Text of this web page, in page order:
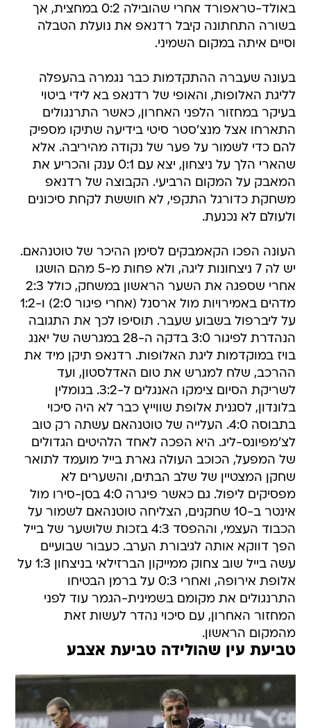
באולד-טראפורד אחרי שהובילה 0:2 במחצית, אך
בשורה התחתונה קיבל רדנאפ את נועלת הטבלה
וסיים איתה במקום השמיני.
בעונה שעברה ההתקדמות כבר נגמרה בהעפלה
לליגת האלופות, והאופי של רדנאפ בא לידי ביטוי
בעיקר במחזור הלפני האחרון, כאשר התרנגולים
התארחו אצל מנצ'סטר סיטי בידיעה שתיקו מספיק
להם כדי לשמור על פער של נקודה מהיריבה. אלא
שהארי הלך על ניצחון, יצא עם 0:1 ענק והכריע את
המאבק על המקום הרביעי. הקבוצה של רדנאפ
משחקת כדורגל התקפי, לא חוששת לקחת סיכונים
ולעולם לא נכנעת.
העונה הפכו הקאמבקים לסימן ההיכר של טוטנהאם.
יש לה 7 ניצחונות ליגה, ולא פחות מ-5 מהם הושגו
אחרי שספגה את השער הראשון במשחק, כולל 2:3
מדהים באמירויות מול ארסנל (אחרי פיגור 2:0) ו-1:2
על ליברפול בשבוע שעבר. תוסיפו לכך את התגובה
הנהדרת לפיגור 3:0 בדקה ה-28 במגרשה של יאנג
בויז במוקדמות ליגת האלופות. רדנאפ תיקן מיד את
ההרכב, שלח למגרש את טום האדלסטון, ועד
לשריקת הסיום צימקו האנגלים ל-3:2. בגומלין
בלונדון, לסגנית אלופת שווייץ כבר לא היה סיכוי
בתבוסה 4:0. העלייה של טוטנהאם עשתה רק טוב
לצ'מפיונס-ליג. היא הפכה לאחד הלהיטים הגדולים
של המפעל, הכוכב העולה גארת בייל מועמד לתואר
שחקן המצטיין של שלב הבתים, והשערים לא
מפסיקים ליפול. גם כאשר פיגרה 4:0 בסן-סירו מול
אינטר ב-10 שחקנים, הצליחה טוטנהאם לשמור על
הכבוד העצמי, וההפסד 4:3 בזכות שלושער של בייל
הפך דווקא אותה לגיבורת הערב. כעבור שבועיים
עשה בייל שוב צחוק ממייקון הברזילאי בניצחון 1:3 על
אלופת אירופה, ואחרי 0:3 על ברמן הבטיחו
התרנגולים את מקומם בשמינית-הגמר עוד לפני
המחזור האחרון, עם סיכוי נהדר לעשות זאת
מהמקום הראשון.
טביעת עין שהולידה טביעת אצבע